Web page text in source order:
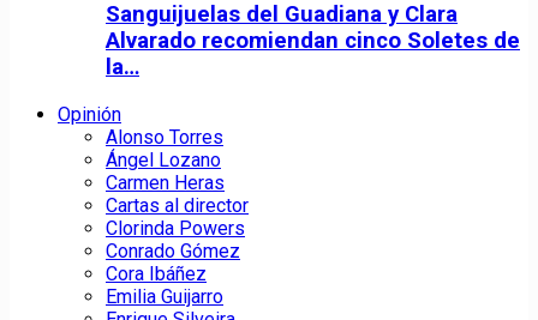
Sanguijuelas del Guadiana y Clara
Alvarado recomiendan cinco Soletes de
la…
Opinión
Alonso Torres
Ángel Lozano
Carmen Heras
Cartas al director
Clorinda Powers
Conrado Gómez
Cora Ibáñez
Emilia Guijarro